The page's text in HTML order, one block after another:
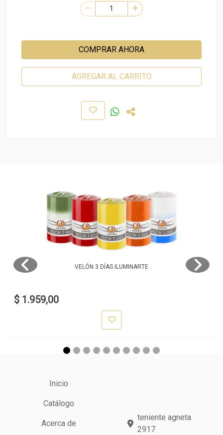
COMPRAR AHORA
AGREGAR AL CARRITO
VELÓN 3 DÍAS ILUMINARTE
$ 1.959,00
Inicio
Catálogo
Acerca de
teniente agneta
2917